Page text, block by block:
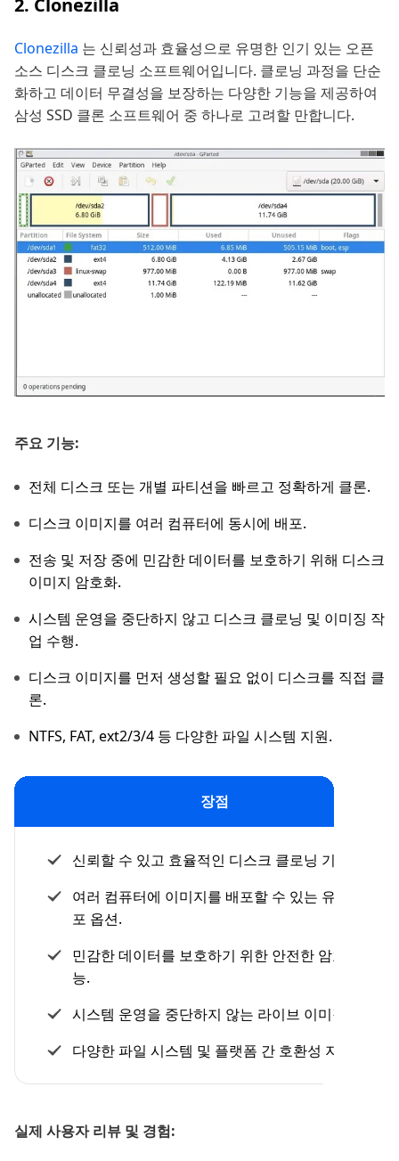
2. Clonezilla
Clonezilla 는 신뢰성과 효율성으로 유명한 인기 있는 오픈
소스 디스크 클로닝 소프트웨어입니다. 클로닝 과정을 단순
화하고 데이터 무결성을 보장하는 다양한 기능을 제공하여
삼성 SSD 클론 소프트웨어 중 하나로 고려할 만합니다.
주요 기능:
전체 디스크 또는 개별 파티션을 빠르고 정확하게 클론.
디스크 이미지를 여러 컴퓨터에 동시에 배포.
전송 및 저장 중에 민감한 데이터를 보호하기 위해 디스크
이미지 암호화.
시스템 운영을 중단하지 않고 디스크 클로닝 및 이미징 작
업 수행.
디스크 이미지를 먼저 생성할 필요 없이 디스크를 직접 클
론.
NTFS, FAT, ext2/3/4 등 다양한 파일 시스템 지원.
장점
신뢰할 수 있고 효율적인 디스크 클로닝 기능.
여러 컴퓨터에 이미지를 배포할 수 있는 유연한 배
포 옵션.
민감한 데이터를 보호하기 위한 안전한 암호화 기
능.
시스템 운영을 중단하지 않는 라이브 이미징 기능.
다양한 파일 시스템 및 플랫폼 간 호환성 지원.
실제 사용자 리뷰 및 경험: